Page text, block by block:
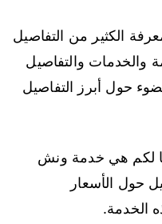
الكثير من التفاصيل
والخدمات والتفاصيل
حول أبرز التفاصيل
لكم هي خدمة ونش
حول الأسعار
الخدمة.